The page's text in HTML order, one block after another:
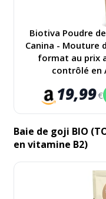
Biotiva Poudre
Canina - Mouture
format au prix
contrôlé en
19,99€
Baie de goji BIO
en vitamine B2)